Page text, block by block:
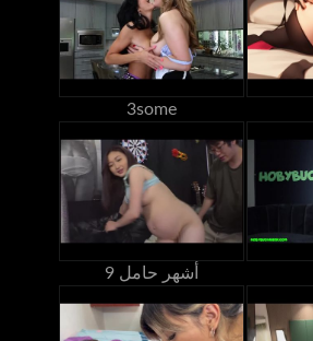
3some
9 أشهر حامل